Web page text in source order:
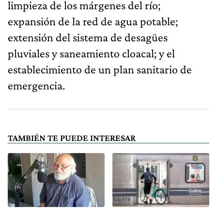
limpieza de los márgenes del río;
expansión de la red de agua potable;
extensión del sistema de desagües
pluviales y saneamiento cloacal; y el
establecimiento de un plan sanitario de
emergencia.
TAMBIÉN TE PUEDE INTERESAR